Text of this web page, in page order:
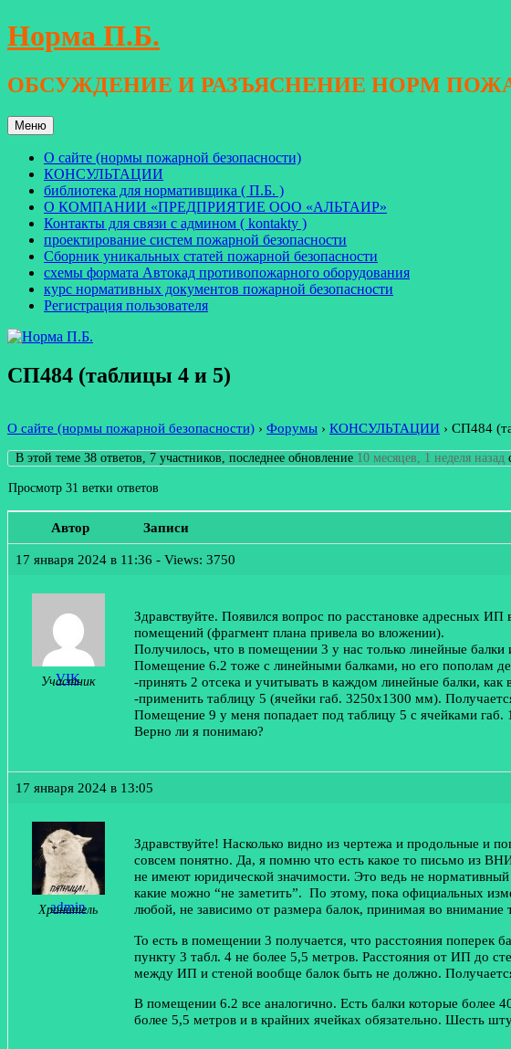
Перейти
к
Норма П.Б.
ОБСУЖДЕНИЕ И РАЗЪЯСНЕНИЕ НОРМ
Меню
О сайте (нормы пожарной безопасности)
КОНСУЛЬТАЦИИ
библиотека для нормативщика ( П.Б. )
О КОМПАНИИ «ПРЕДПРИЯТИЕ ООО «АЛЬТАИР»
Контакты для связи с админом ( kontakty )
проектирование систем пожарной безопасности
Сборник уникальных статей пожарной безопасности
схемы формата Автокад противопожарного оборудования
курс нормативных документов пожарной безопасности
Регистрация пользователя
СП484 (таблицы 4 и 5)
О сайте (нормы пожарной безопасности) › Форумы › КОНСУЛЬТАЦИИ › СП484
В этой теме 38 ответов, 7 участников, последнее обновление 10 месяцев, 1 неделя назад
Просмотр 31 ветки ответов
Автор Записи
17 января 2024 в 11:36 - Views: 3750
VIK
Участник
Здравствуйте. Появился вопрос по расстановке адресных
помещений (фрагмент плана привела во вложении).
Получилось, что в помещении 3 у нас только линейные
Помещение 6.2 тоже с линейными балками, но его пополам
-принять 2 отсека и учитывать в каждом линейные балки,
-применить таблицу 5 (ячейки габ. 3250х1300 мм).
Помещение 9 у меня попадает под таблицу 5 с ячейками
Верно ли я понимаю?
17 января 2024 в 13:05
admin
Хранитель
Здравствуйте! Насколько видно из чертежа и продольные и
совсем понятно. Да, я помню что есть какое то письмо из
не имеют юридической значимости. Это ведь не
какие можно “не заметить”. По этому, пока официальных
любой, не зависимо от размера балок, принимая во внимание
То есть в помещении 3 получается, что расстояния поперек
пункту 3 табл. 4 не более 5,5 метров. Расстояния от ИП до
между ИП и стеной вообще балок быть не должно.
В помещении 6.2 все аналогично. Есть балки которые более
более 5,5 метров и в крайних ячейках обязательно. Шесть